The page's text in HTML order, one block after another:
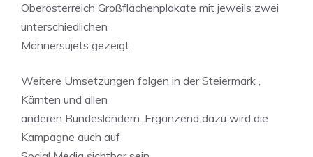
Oberösterreich Großflächenplakate mit jeweils zwei
unterschiedlichen
Männersujets gezeigt.
Weitere Umsetzungen folgen in der Steiermark ,
Kärnten und allen
anderen Bundesländern. Ergänzend dazu wird die
Kampagne auch auf